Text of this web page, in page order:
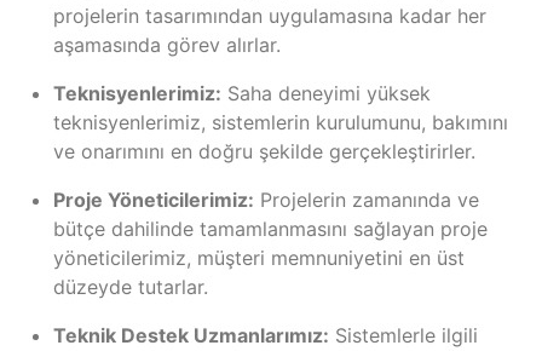
projelerin tasarımından uygulamasına kadar her
aşamasında görev alırlar.
Teknisyenlerimiz: Saha deneyimi yüksek
teknisyenlerimiz, sistemlerin kurulumunu, bakımını
ve onarımını en doğru şekilde gerçekleştirirler.
Proje Yöneticilerimiz: Projelerin zamanında ve
bütçe dahilinde tamamlanmasını sağlayan proje
yöneticilerimiz, müşteri memnuniyetini en üst
düzeyde tutarlar.
Teknik Destek Uzmanlarımız: Sistemlerle ilgili